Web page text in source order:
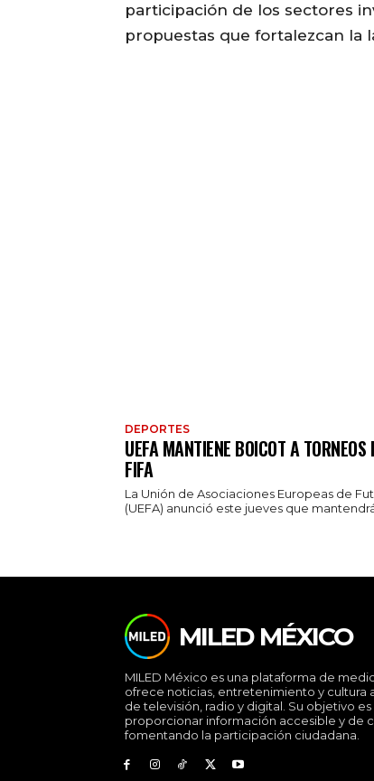
participación de los sectores
propuestas que fortalezcan la
DEPORTES
UEFA MANTIENE BOICOT A TORNEOS
FIFA
La Unión de Asociaciones Europeas de
(UEFA) anunció este jueves que mantendrá
MILED MÉXICO
MILED México es una plataforma de
ofrece noticias, entretenimiento y cultura
de televisión, radio y digital. Su objetivo es
proporcionar información accesible y de
fomentando la participación ciudadana.